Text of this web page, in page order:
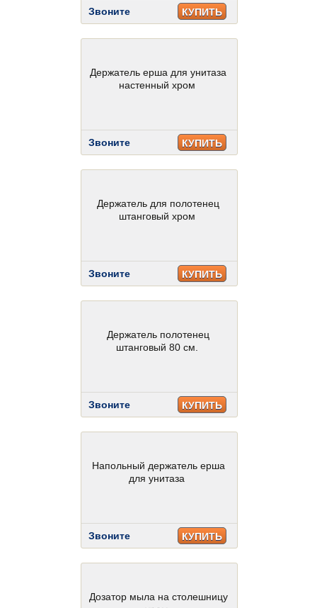
Звоните КУПИТЬ
Держатель ерша для унитаза
настенный хром
Звоните КУПИТЬ
Держатель для полотенец
штанговый хром
Звоните КУПИТЬ
Держатель полотенец
штанговый 80 см.
Звоните КУПИТЬ
Напольный держатель ерша
для унитаза
Звоните КУПИТЬ
Дозатор мыла на столешницу